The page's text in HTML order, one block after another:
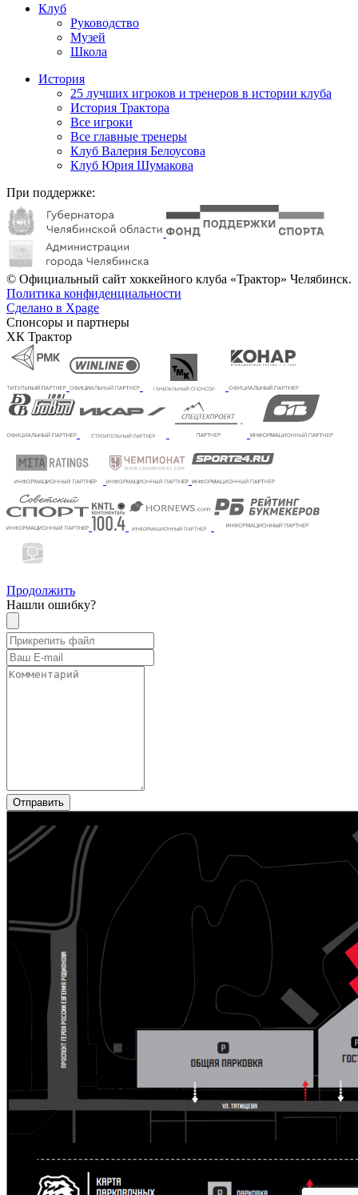
Клуб
Руководство
Музей
Школа
История
25 лучших игроков и тренеров в истории клуба
История Трактора
Все игроки
Все главные тренеры
Клуб Валерия Белоусова
Клуб Юрия Шумакова
При поддержке:
© Официальный сайт хоккейного клуба «Трактор» Челябинск.
Политика конфиденциальности
Сделано в Xpage
Спонсоры и партнеры
ХК Трактор
Продолжить
Нашли ошибку?